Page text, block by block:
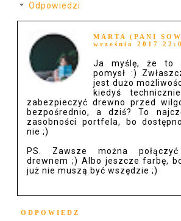
Odpowiedzi
MARTA (PANI
września 2017
Ja myślę, że to
pomysł :)
jest dużo
kiedyś
zabezpieczyć drewno przed
bezpośrednio, a dziś? To
zasobności portfela, bo
nie ;)
PS. Zawsze można
drewnem ;) Albo jeszcze farbę,
już nie muszą być wszędzie ;)
ODPOWIEDZ